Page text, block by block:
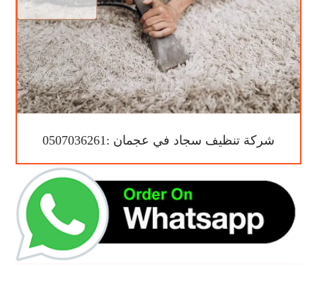
شركة تنظيف سجاد في عجمان :0507036261